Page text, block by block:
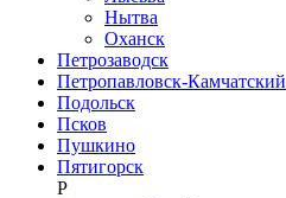
Нытва
Оханск
Петрозаводск
Петропавловск-Камчатский
Подольск
Псков
Пушкино
Пятигорск
Р